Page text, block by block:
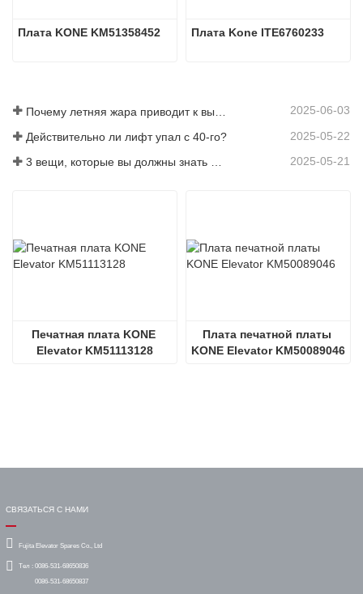
Плата KONE KM51358452 Плата Kone ITE6760233
2025-06-03
Действительно ли лифт упал с 40-го? 2025-05-22
3 вещи, которые вы должны знать перед покупкой лифта 2025-05-21
Печатная плата KONE
Elevator KM51113128
Плата печатной платы
KONE Elevator KM50089046
СВЯЗАТЬСЯ С НАМИ
Fujita Elevator Spares Co., Ltd
Тел : 0086-531-68650836
0086-531-68650837